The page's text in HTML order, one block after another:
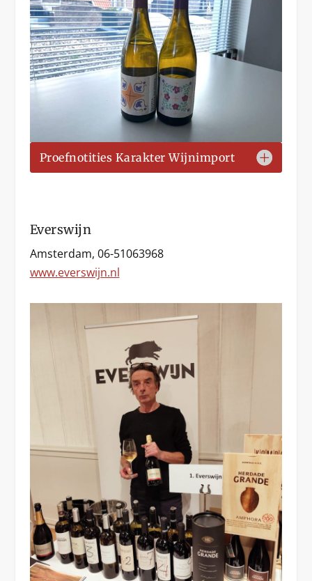
Proefnotities Karakter Wijnimport
Everswijn
Amsterdam, 06-51063968
www.everswijn.nl